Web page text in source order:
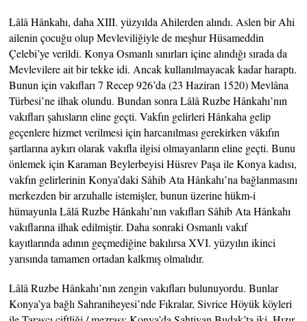
Lâlâ Hânkahı, daha XIII. yüzyılda Ahilerden alındı. Aslen bir Ahi
ailenin çocuğu olup Mevleviliğiyle de meşhur Hüsameddin
Çelebi’ye verildi. Konya Osmanlı sınırları içine alındığı sırada da
Mevlevilere ait bir tekke idi. Ancak kullanılmayacak kadar haraptı.
Bunun için vakıfları 7 Recep 926’da (23 Haziran 1520) Mevlâna
Türbesi’ne ilhak olundu. Bundan sonra Lâlâ Ruzbe Hânkahı’nın
vakıfları şahısların eline geçti. Vakfın gelirleri Hânkaha gelip
geçenlere hizmet verilmesi için harcanılması gerekirken vâkıfın
şartlarına aykırı olarak vakıfla ilgisi olmayanların eline geçti. Bunu
önlemek için Karaman Beylerbeyisi Hüsrev Paşa ile Konya kadısı,
vakfın gelirlerinin Konya’daki Sâhib Ata Hânkahı’na bağlanmasını
merkezden bir arzuhalle istemişler, bunun üzerine hükm-i
hümayunla Lâlâ Ruzbe Hânkahı’nın vakıfları Sâhib Ata Hânkahı
vakıflarına ilhak edilmiştir. Daha sonraki Osmanlı vakıf
kayıtlarında adının geçmediğine bakılırsa XVI. yüzyılın ikinci
yarısında tamamen ortadan kalkmış olmalıdır.
Lâlâ Ruzbe Hânkahı’nın zengin vakıfları bulunuyordu. Bunlar
Konya’ya bağlı Sahraniheyesi’nde Fıkralar, Sivrice Höyük köyleri